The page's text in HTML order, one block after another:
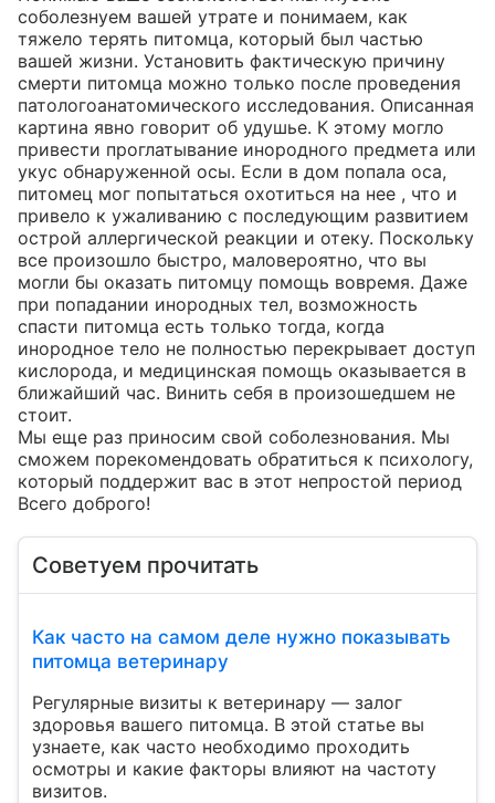
соболезнуем вашей утрате и понимаем, как
тяжело терять питомца, который был частью
вашей жизни. Установить фактическую причину
смерти питомца можно только после проведения
патологоанатомического исследования. Описанная
картина явно говорит об удушье. К этому могло
привести проглатывание инородного предмета или
укус обнаруженной осы. Если в дом попала оса,
питомец мог попытаться охотиться на нее , что и
привело к ужаливанию с последующим развитием
острой аллергической реакции и отеку. Поскольку
все произошло быстро, маловероятно, что вы
могли бы оказать питомцу помощь вовремя. Даже
при попадании инородных тел, возможность
спасти питомца есть только тогда, когда
инородное тело не полностью перекрывает доступ
кислорода, и медицинская помощь оказывается в
ближайший час. Винить себя в произошедшем не
стоит.
Мы еще раз приносим свой соболезнования. Мы
сможем порекомендовать обратиться к психологу,
который поддержит вас в этот непростой период
Всего доброго!
Советуем прочитать
Как часто на самом деле нужно показывать
питомца ветеринару
Регулярные визиты к ветеринару — залог
здоровья вашего питомца. В этой статье вы
узнаете, как часто необходимо проходить
осмотры и какие факторы влияют на частоту
визитов.